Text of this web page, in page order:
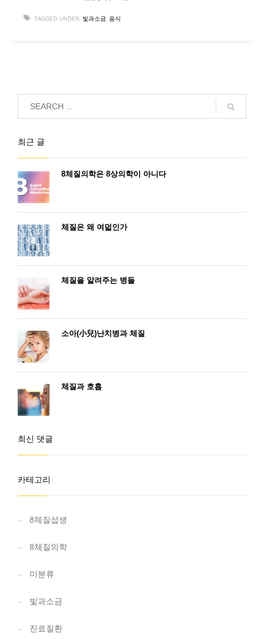
TAGGED UNDER: 빛과소금, 음식
최근 글
8체질의학은 8상의학이 아니다
체질은 왜 여덟인가
체질을 알려주는 병들
소아(小兒)난치병과 체질
체질과 호흡
최신 댓글
카테고리
8체질섭생
8체질의학
미분류
빛과소금
진료질환